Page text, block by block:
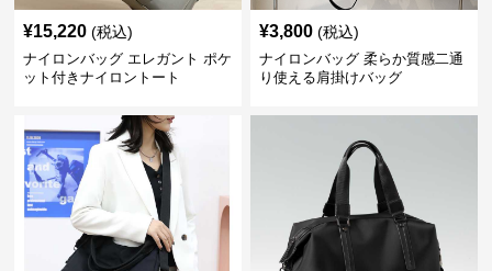
¥15,220 (税込)
ナイロンバッグ エレガント ポケ
ット付きナイロントート
¥3,800 (税込)
ナイロンバッグ 柔らか質感二通
り使える肩掛けバッグ